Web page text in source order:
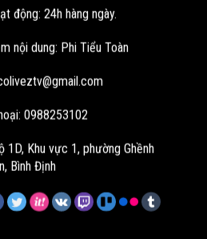
động: 24h hàng ngày.
nội dung: Phi Tiểu Toàn
0988253102
1D, Khu vực 1, phường Ghềnh
Bình Định